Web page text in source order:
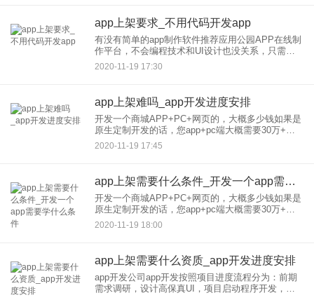
app上架要求_不用代码开发app
有没有简单的app制作软件推荐应用公园APP在线制
作平台，不会编程技术和UI设计也没关系，只需要
通过应用公园制作平台，选择合适的模板，添加素
材，图文操作方式，傻瓜而便捷，非常适合零基础
2020-11-19 17:30
app上架难吗_app开发进度安排
开发一个商城APP+PC+网页的，大概多少钱如果是
原生定制开发的话，您app+pc端大概需要30万+。
如果你是购买人家的授权，那么一年的授权费用大
概就是5-6万的样子。还有一种就是混合开发，价格
2020-11-19 17:45
app上架需要什么条件_开发一个app需要学什么条件
开发一个商城APP+PC+网页的，大概多少钱如果是
原生定制开发的话，您app+pc端大概需要30万+。
如果你是购买人家的授权，那么一年的授权费用大
概就是5-6万的样子。还有一种就是混合开发，价格
2020-11-19 18:00
app上架需要什么资质_app开发进度安排
app开发公司app开发按照项目进度流程分为：前期
需求调研，设计高保真UI，项目启动程序开发，交